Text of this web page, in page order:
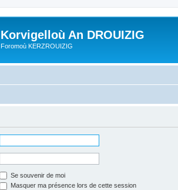
Korvigelloù An DROUIZIG
Foromoù KERZROUIZIG
Se souvenir de moi
Masquer ma présence lors de cette session